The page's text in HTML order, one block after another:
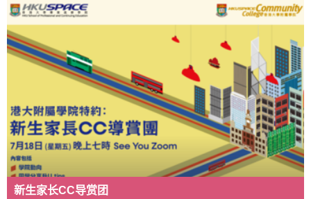
新生家长CC导赏团